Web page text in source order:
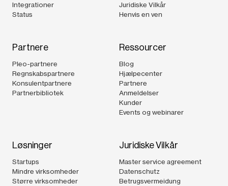
Integrationer
Status
Juridiske Vilkår
Henvis en ven
Partnere
Pleo-partnere
Regnskabspartnere
Konsulentpartnere
Partnerbibliotek
Ressourcer
Blog
Hjælpecenter
Partnere
Anmeldelser
Kunder
Events og webinarer
Løsninger
Startups
Mindre virksomheder
Større virksomheder
Juridiske Vilkår
Master service agreement
Datenschutz
Betrugsvermeidung